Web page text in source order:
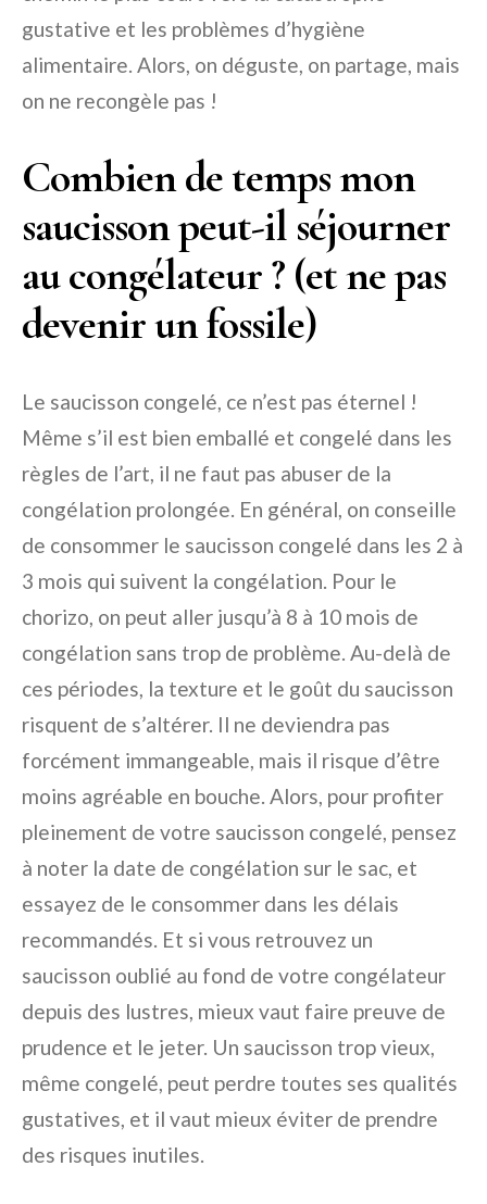
gustative et les problèmes d’hygiène
alimentaire. Alors, on déguste, on partage, mais
on ne recongèle pas !
Combien de temps mon
saucisson peut-il séjourner
au congélateur ? (et ne pas
devenir un fossile)
Le saucisson congelé, ce n’est pas éternel !
Même s’il est bien emballé et congelé dans les
règles de l’art, il ne faut pas abuser de la
congélation prolongée. En général, on conseille
de consommer le saucisson congelé dans les 2 à
3 mois qui suivent la congélation. Pour le
chorizo, on peut aller jusqu’à 8 à 10 mois de
congélation sans trop de problème. Au-delà de
ces périodes, la texture et le goût du saucisson
risquent de s’altérer. Il ne deviendra pas
forcément immangeable, mais il risque d’être
moins agréable en bouche. Alors, pour profiter
pleinement de votre saucisson congelé, pensez
à noter la date de congélation sur le sac, et
essayez de le consommer dans les délais
recommandés. Et si vous retrouvez un
saucisson oublié au fond de votre congélateur
depuis des lustres, mieux vaut faire preuve de
prudence et le jeter. Un saucisson trop vieux,
même congelé, peut perdre toutes ses qualités
gustatives, et il vaut mieux éviter de prendre
des risques inutiles.